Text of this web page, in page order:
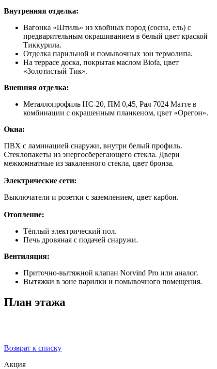
Внутренняя отделка:
Вагонка «Штиль» из хвойных пород (сосна, ель) с
предварительным окрашиванием в белый цвет краской
Тиккурила.
Отделка парильной и помывочных зон термолипа.
На террасе доска, покрытая маслом Biofa, цвет
«Золотистый Тик».
Внешняя отделка:
Металлопрофиль НС-20, ПМ 0,45, Рал 7024 Матте в
комбинации с окрашенным планкеном, цвет «Орегон».
Окна:
ПВХ с ламинацией снаружи, внутри белый профиль.
Стеклопакеты из энергосберегающего стекла. Двери
межкомнатные из закаленного стекла, цвет бронза.
Электрические сети:
Выключатели и розетки с заземлением, цвет карбон.
Отопление:
Тёплый электрический пол.
Печь дровяная с подачей снаружи.
Вентиляция:
Приточно-вытяжной клапан Norvind Pro или аналог.
Вытяжки в зоне парилки и помывочного помещения.
План этажа
Возврат к списку
Акция